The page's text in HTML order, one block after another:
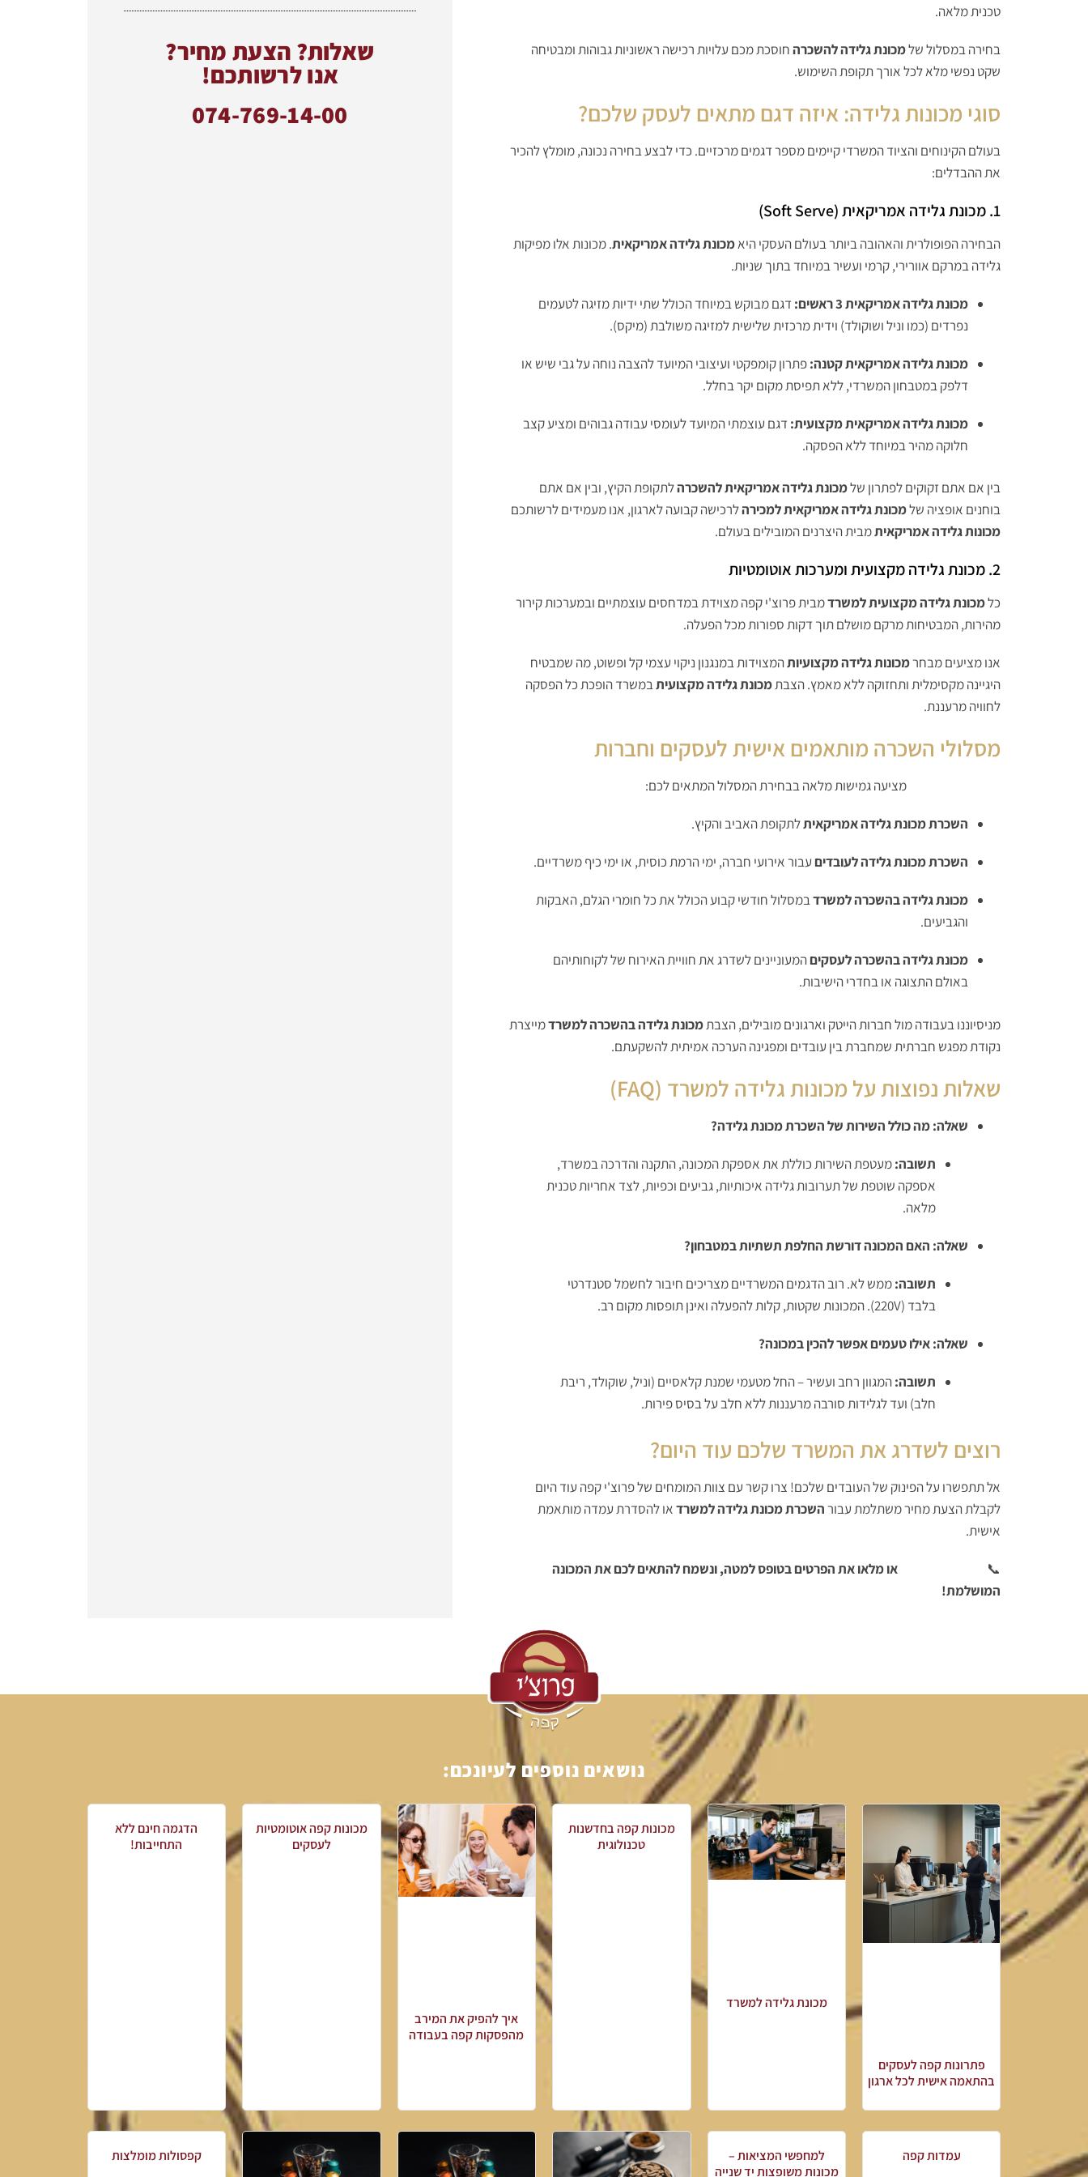
טכנית מלאה.
בחירה במסלול שלמכונת גלידה להשכרהחוסכת מכם עלויות רכישה ראשוניות גבוהות ומבטיחה
שקט נפשי מלא לכל אורך תקופת השימוש.
סוגי מכונות גלידה: איזה דגם מתאים לעסק שלכם?
בעולם הקינוחים והציוד המשרדי קיימים מספר דגמים מרכזיים. כדי לבצע בחירה נכונה, מומלץ להכיר
את ההבדלים:
1. מכונת גלידה אמריקאית (Soft Serve)
הבחירה הפופולרית והאהובה ביותר בעולם העסקי היאמכונת גלידה אמריקאית. מכונות אלו מפיקות
גלידה במרקם אוורירי, קרמי ועשיר במיוחד בתוך שניות.
מכונת גלידה אמריקאית 3 ראשים:
דגם מבוקש במיוחד הכולל שתי ידיות מזיגה לטעמים
נפרדים (כמו וניל ושוקולד) וידית מרכזית שלישית למזיגה משולבת (מיקס).
מכונת גלידה אמריקאית קטנה:פתרון קומפקטי ועיצובי המיועד להצבה נוחה על גבי שיש או
דלפק במטבחון המשרדי, ללא תפיסת מקום יקר בחלל.
מכונת גלידה אמריקאית מקצועית: דגם עוצמתי המיועד לעומסי עבודה גבוהים ומציע קצב
חלוקה מהיר במיוחד ללא הפסקה.
בין אם אתם זקוקים לפתרון שלמכונת גלידה אמריקאית להשכרהלתקופת הקיץ, ובין אם אתם
בוחנים אופציה שלמכונת גלידה אמריקאית למכירהלרכישה קבועה לארגון, אנו מעמידים לרשותכם
מכונות גלידה אמריקאיתמבית היצרנים המובילים בעולם.
2. מכונת גלידה מקצועית ומערכות אוטומטיות
כלמכונת גלידה מקצועית למשרדמבית פרוצ'י קפה מצוידת במדחסים עוצמתיים ובמערכות קירור
מהירות, המבטיחות מרקם מושלם תוך דקות ספורות מכל הפעלה.
אנו מציעים מבחרמכונות גלידה מקצועיותהמצוידות במנגנון ניקוי עצמי קל ופשוט, מה שמבטיח
היגיינה מקסימלית ותחזוקה ללא מאמץ. הצבתמכונת גלידה מקצועיתבמשרד הופכת כל הפסקה
לחוויה מרעננת.
מסלולי השכרה מותאמים אישית לעסקים וחברות
מציעה גמישות מלאה בבחירת המסלול המתאים לכם:
השכרת מכונת גלידה אמריקאיתלתקופת האביב והקיץ.
השכרת מכונת גלידה לעובדים עבור אירועי חברה, ימי הרמת כוסית, או ימי כיף משרדיים.
מכונת גלידה בהשכרה למשרדבמסלול חודשי קבוע הכולל את כל חומרי הגלם, האבקות
והגביעים.
מכונת גלידה בהשכרה לעסקיםהמעוניינים לשדרג את חוויית האירוח של לקוחותיהם
באולם התצוגה או בחדרי הישיבות.
מניסיוננו בעבודה מול חברות הייטק וארגונים מובילים, הצבתמכונת גלידה בהשכרה למשרדמייצרת
נקודת מפגש חברתית שמחברת בין עובדים ומפגינה הערכה אמיתית להשקעתם.
שאלות נפוצות על מכונות גלידה למשרד (FAQ)
שאלה: מה כולל השירות של השכרת מכונת גלידה?
תשובה:מעטפת השירות כוללת את אספקת המכונה, התקנה והדרכה במשרד,
אספקה שוטפת של תערובות גלידה איכותיות, גביעים וכפיות, לצד אחריות טכנית
מלאה.
שאלה: האם המכונה דורשת החלפת תשתיות במטבחון?
תשובה:ממש לא. רוב הדגמים המשרדיים מצריכים חיבור לחשמל סטנדרטי
בלבד (220V). המכונות שקטות, קלות להפעלה ואינן תופסות מקום רב.
שאלה: אילו טעמים אפשר להכין במכונה?
תשובה:המגוון רחב ועשיר – החל מטעמי שמנת קלאסיים (וניל, שוקולד, ריבת
חלב) ועד לגלידות סורבה מרעננות ללא חלב על בסיס פירות.
רוצים לשדרג את המשרד שלכם עוד היום?
אל תתפשרו על הפינוק של העובדים שלכם! צרו קשר עם צוות המומחים של פרוצ'י קפה עוד היום
לקבלת הצעת מחיר משתלמת עבורהשכרת מכונת גלידה למשרדאו להסדרת עמדה מותאמת
אישית.
📞
או מלאו את הפרטים בטופס למטה, ונשמח להתאים לכם את המכונה
המושלמת!
שאלות? הצעת מחיר?
אנו לרשותכם!
074-769-14-00
נושאים נוספים לעיונכם:
פתרונות קפה לעסקים
בהתאמה אישית לכל ארגון
מכונת גלידה למשרד
מכונות קפה בחדשנות
טכנולוגית
איך להפיק את המירב
מהפסקות קפה בעבודה
מכונות קפה אוטומטיות
לעסקים
הדגמה חינם ללא
התחייבות!
עמדות קפה
למחפשי המציאות –
מכונות משופצות יד שנייה
קפסולות מומלצות